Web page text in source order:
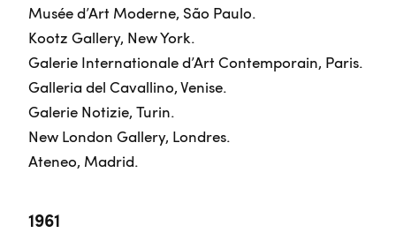
Musée d’Art Moderne, São Paulo.
Kootz Gallery, New York.
Galerie Internationale d’Art Contemporain, Paris.
Galleria del Cavallino, Venise.
Galerie Notizie, Turin.
New London Gallery, Londres.
Ateneo, Madrid.
1961